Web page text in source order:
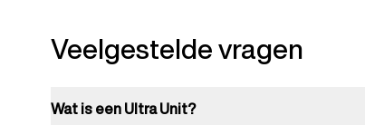
Veelgestelde vragen
Wat is een Ultra Unit?